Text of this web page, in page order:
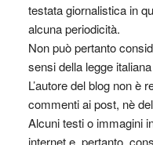
testata giornalistica in
alcuna periodicità.
Non può pertanto
sensi della legge
L’autore del blog non è
commenti ai post, nè
Alcuni testi o immagini
internet e, pertanto,